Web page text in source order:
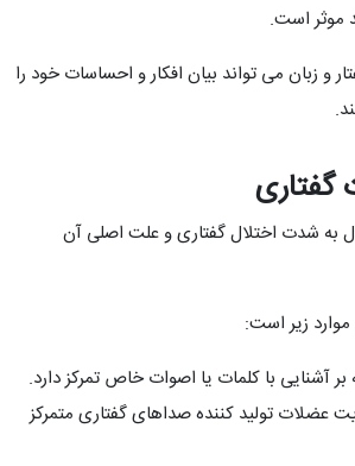
موثر است.
و زبان می تواند بیان افکار و احساسات خود را
گفتاری
به شدت اختلال گفتاری و علت اصلی آن
زیر است:
بر آشنایی با کلمات یا اصوات خاص تمرکز دارد.
عضلات تولید کننده صداهای گفتاری متمرکز